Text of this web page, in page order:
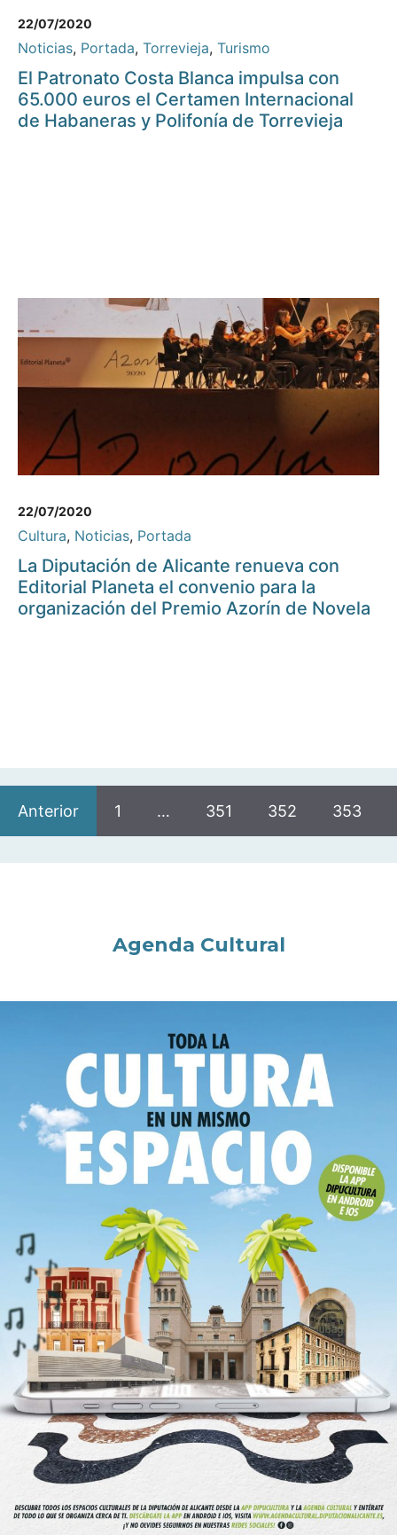
22/07/2020
Noticias, Portada, Torrevieja, Turismo
El Patronato Costa Blanca impulsa con
65.000 euros el Certamen Internacional
de Habaneras y Polifonía de Torrevieja
22/07/2020
Cultura, Noticias, Portada
La Diputación de Alicante renueva con
Editorial Planeta el convenio para la
organización del Premio Azorín de Novela
Anterior 1 … 351 352 353
Agenda Cultural